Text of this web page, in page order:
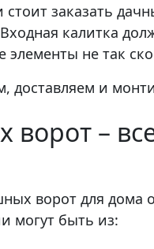
заказать
калитка
не так
доставляем и
–
ворот для дома
могут быть из: